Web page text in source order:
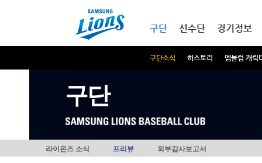
구단
구단소식 히스토리 엠블럼 캐릭
선수단 경기정보
구단
라이온즈 소식 프리뷰 외부감사보고서